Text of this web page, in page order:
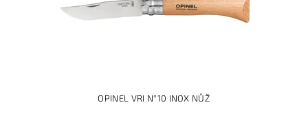
OPINEL VRI N°10 INOX NŮŽ